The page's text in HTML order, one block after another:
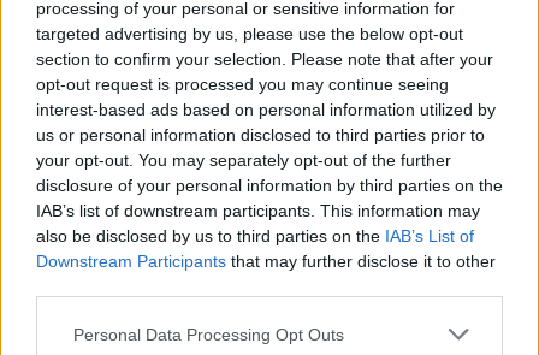
processing of your personal or sensitive information for
targeted advertising by us, please use the below opt-out
section to confirm your selection. Please note that after your
opt-out request is processed you may continue seeing
interest-based ads based on personal information utilized by
us or personal information disclosed to third parties prior to
your opt-out. You may separately opt-out of the further
disclosure of your personal information by third parties on the
IAB’s list of downstream participants. This information may
also be disclosed by us to third parties on the IAB’s List of
Downstream Participants that may further disclose it to other
Personal Data Processing Opt Outs
Imatran Ketterä Oy (Ketterä)
KeuPa Hockey Oy (KeuPa HT)
RoKi Hockey Oy (RoKi)
Kokkolan Hermes Oy (Hermes)
Jokerit Helsinki Oy (Jokerit)
Kiekko-Vantaa Hockey Oy (Kiekko-Vantaa)
IPK Hockey Oy (IPK)